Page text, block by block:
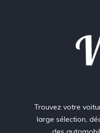
Trouvez votre
large sélection,